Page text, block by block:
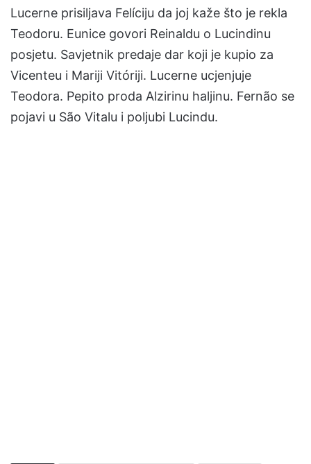
Lucerne prisiljava Felíciju da joj kaže što je rekla
Teodoru. Eunice govori Reinaldu o Lucindinu
posjetu. Savjetnik predaje dar koji je kupio za
Vicenteu i Mariji Vitóriji. Lucerne ucjenjuje
Teodora. Pepito proda Alzirinu haljinu. Fernão se
pojavi u São Vitalu i poljubi Lucindu.